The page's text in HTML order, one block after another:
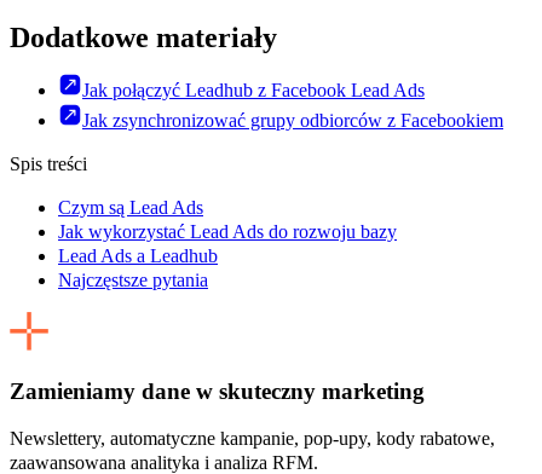
Dodatkowe materiały
Jak połączyć Leadhub z Facebook Lead Ads
Jak zsynchronizować grupy odbiorców z Facebookiem
Spis treści
Czym są Lead Ads
Jak wykorzystać Lead Ads do rozwoju bazy
Lead Ads a Leadhub
Najczęstsze pytania
Zamieniamy dane w skuteczny marketing
Newslettery, automatyczne kampanie, pop-upy, kody rabatowe,
zaawansowana analityka i analiza RFM.